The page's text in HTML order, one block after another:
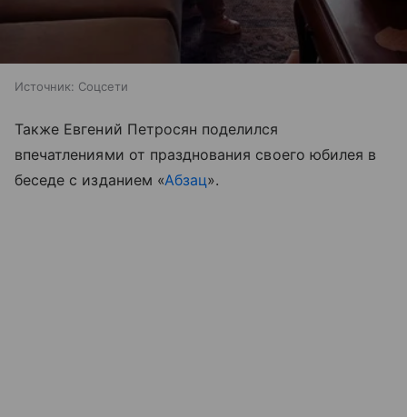
Источник: Соцсети
Также Евгений Петросян поделился
впечатлениями от празднования своего юбилея в
беседе с изданием «Абзац».